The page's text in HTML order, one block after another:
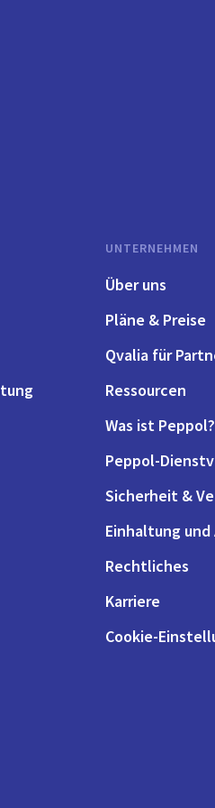
UNTERNEHMEN
Über uns
Pläne & Preise
Qvalia für
Ressourcen
Was ist Peppol?
Peppol-
Sicherheit &
Einhaltung
Rechtliches
Karriere
Cookie-